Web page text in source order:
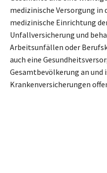
medizinische Versorgung in
medizinische Einrichtung
Unfallversicherung und
Arbeitsunfällen oder
auch eine
Gesamtbevölkerung an und
Krankenversicherungen